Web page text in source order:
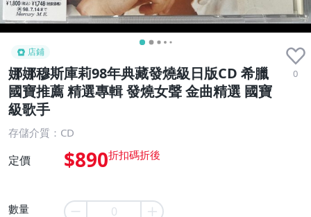
店鋪
娜娜穆斯庫莉98年典藏發燒級日版CD 希臘
國寶推薦 精選專輯 發燒女聲 金曲精選 國寶
級歌手
0
存儲介質：CD
定價 $890
數量